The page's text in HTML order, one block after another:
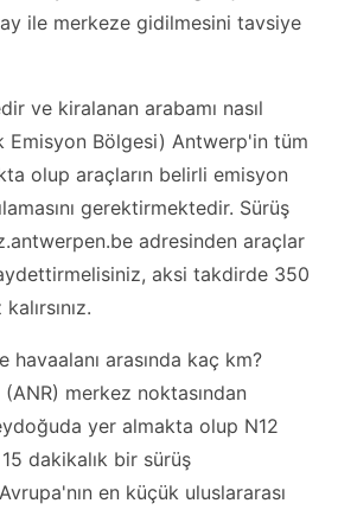
ile merkeze gidilmesini tavsiye
ve kiralanan arabamı nasıl
Emisyon Bölgesi) Antwerp'in tüm
olup araçların belirli emisyon
gerektirmektedir. Sürüş
adresinden araçlar
aksi takdirde 350
arasında kaç km?
merkez noktasından
yer almakta olup N12
dakikalık bir sürüş
en küçük uluslararası